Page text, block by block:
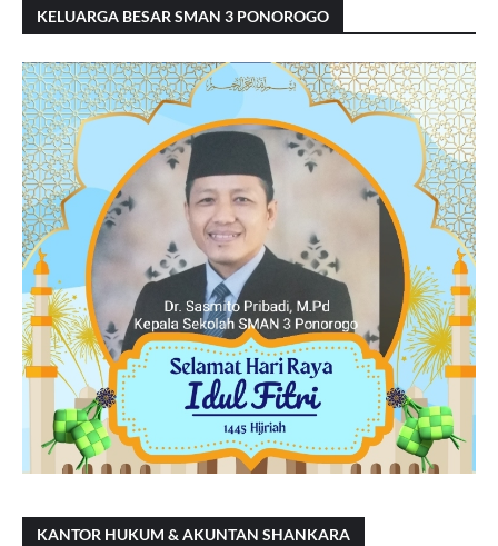
KELUARGA BESAR SMAN 3 PONOROGO
KANTOR HUKUM & AKUNTAN SHANKARA